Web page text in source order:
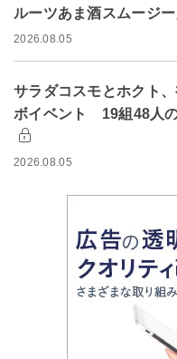
ルーツあま酒スムージ
2026.08.05
サラダコスモとホクト
ボイベント 19組48人
2026.08.05